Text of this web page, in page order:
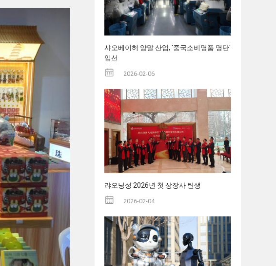
샤오베이허 양말 산업, '중국소비명품 명단'
입선
2026-02-06
랴오닝성 2026년 첫 상장사 탄생
2026-02-04